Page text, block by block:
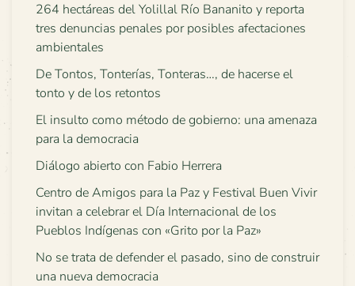
264 hectáreas del Yolillal Río Bananito y reporta
tres denuncias penales por posibles afectaciones
ambientales
De Tontos, Tonterías, Tonteras…, de hacerse el
tonto y de los retontos
El insulto como método de gobierno: una amenaza
para la democracia
Diálogo abierto con Fabio Herrera
Centro de Amigos para la Paz y Festival Buen Vivir
invitan a celebrar el Día Internacional de los
Pueblos Indígenas con «Grito por la Paz»
No se trata de defender el pasado, sino de construir
una nueva democracia